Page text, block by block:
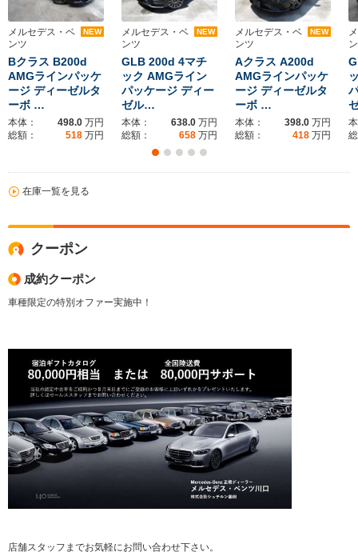
メルセデス・ベ
ンツ
NEW
Bクラス B200d
AMGラインパッケ
ージ ディーゼルタ
ーボ …
本体： 498.0 万円
総額：
518 万円
メルセデス・ベ
ンツ
NEW
GLB 200d 4マチ
ック AMGライン
パッケージ ディー
ゼル…
本体： 638.0 万円
総額：
658 万円
メルセデス・ベ
ンツ
NEW
Aクラス A200d
AMGラインパッケ
ージ ディーゼルタ
ーボ …
本体： 398.0 万円
総額：
418 万円
在庫一覧を見る
クーポン
成約クーポン
車種限定の特別オファー実施中！
店舗スタッフまでお気軽にお問い合わせ下さい。